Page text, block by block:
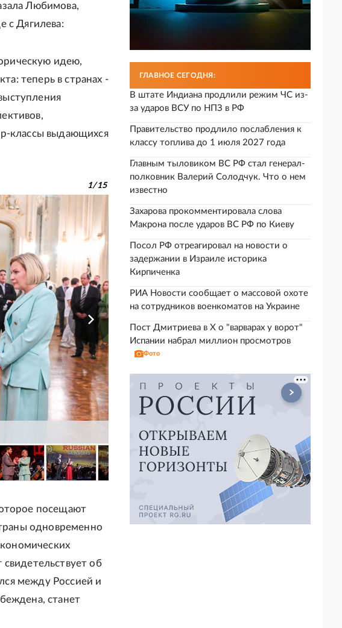
Любимова,
с Дягилева:
идею,
теперь в странах -
классы выдающихся
1/15
посещают
одновременно
об
между Россией и
станет
ГЛАВНОЕ СЕГОДНЯ:
В штате Индиана продлили режим ЧС из-
за ударов ВСУ по НПЗ в РФ
Правительство продлило послабления к
классу топлива до 1 июля 2027 года
Главным тыловиком ВС РФ стал генерал-
полковник Валерий Солодчук. Что о нем
известно
Захарова прокомментировала слова
Макрона после ударов ВС РФ по Киеву
Посол РФ отреагировал на новости о
задержании в Израиле историка
Кирпиченка
РИА Новости сообщает о массовой охоте
на сотрудников военкоматов на Украине
Пост Дмитриева в X о "варварах у ворот"
Испании набрал миллион просмотров
Фото